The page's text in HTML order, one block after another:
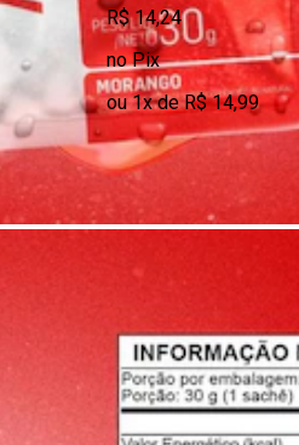
R$ 14,24
no Pix
ou 1x de R$ 14,99